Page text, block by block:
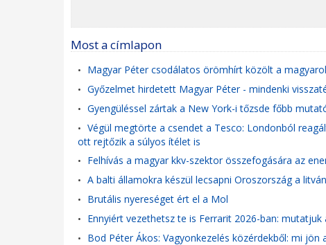
Most a címlapon
• Magyar Péter csodálatos örömhírt közölt a
• Győzelmet hirdetett Magyar Péter - mindenki
• Gyengüléssel zártak a New York-i tőzsde főbb
• Végül megtörte a csendet a Tesco: Londonból
ott rejtőzik a súlyos ítélet is
• Felhívás a magyar kkv-szektor összefogására az
• A balti államokra készül lecsapni Oroszország a
• Brutális nyereséget ért el a Mol
• Ennyiért vezethetsz te is Ferrarit 2026-ban:
• Bod Péter Ákos: Vagyonkezelés közérdekből: mi jön